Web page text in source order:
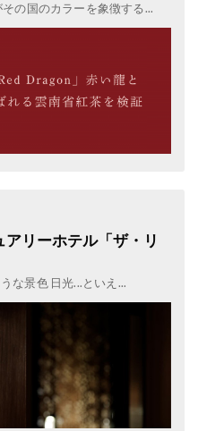
の国のカラーを象徴する...
リーホテル「ザ・リ
な景色 日光...といえ...